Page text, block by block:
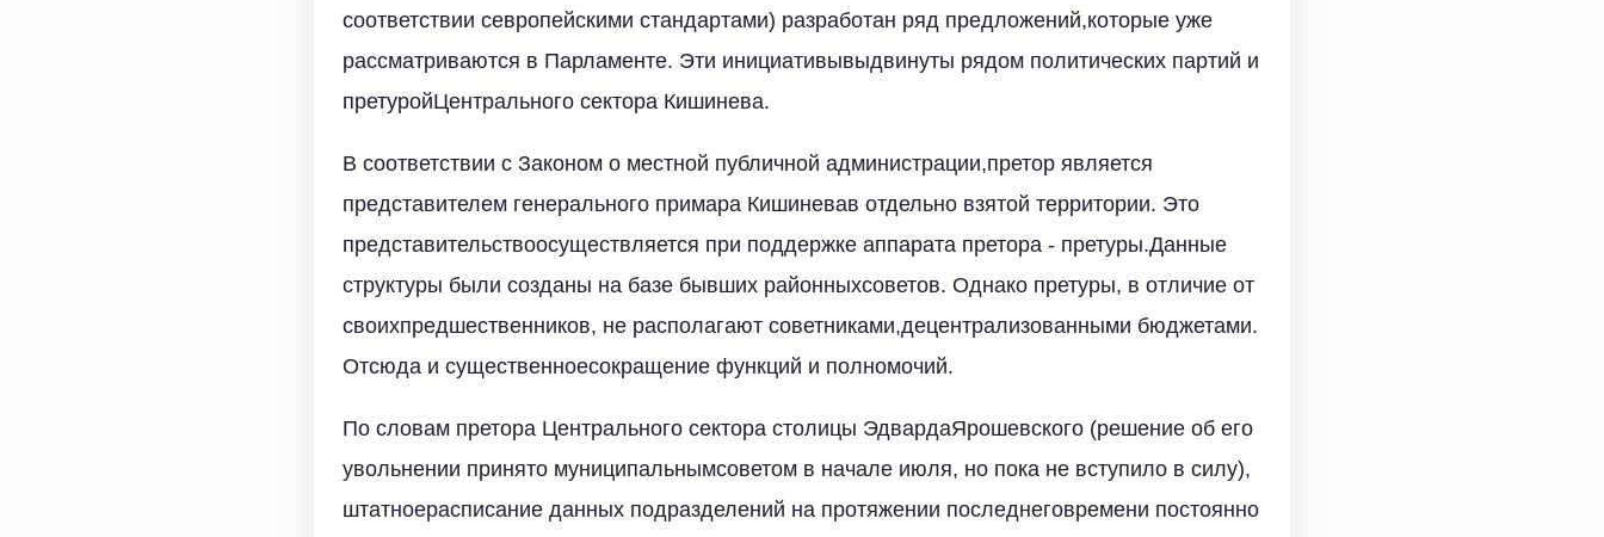
соответствии севропейскими стандартами) разработан ряд предложений,которые уже
рассматриваются в Парламенте. Эти инициативывыдвинуты рядом политических партий и
претуройЦентрального сектора Кишинева.
В соответствии с Законом о местной публичной администрации,претор является
представителем генерального примара Кишиневав отдельно взятой территории. Это
представительствоосуществляется при поддержке аппарата претора - претуры.Данные
структуры были созданы на базе бывших районныхсоветов. Однако претуры, в отличие от
своихпредшественников, не располагают советниками,децентрализованными бюджетами.
Отсюда и существенноесокращение функций и полномочий.
По словам претора Центрального сектора столицы ЭдвардаЯрошевского (решение об его
увольнении принято муниципальнымсоветом в начале июля, но пока не вступило в силу),
штатноерасписание данных подразделений на протяжении последнеговремени постоянно